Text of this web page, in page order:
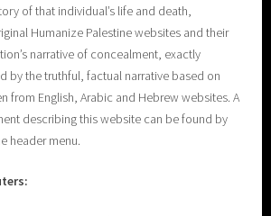
of that individual’s life and death,
Humanize Palestine websites and their
narrative of concealment, exactly
by the truthful, factual narrative based on
from English, Arabic and Hebrew websites. A
describing this website can be found by
header menu.